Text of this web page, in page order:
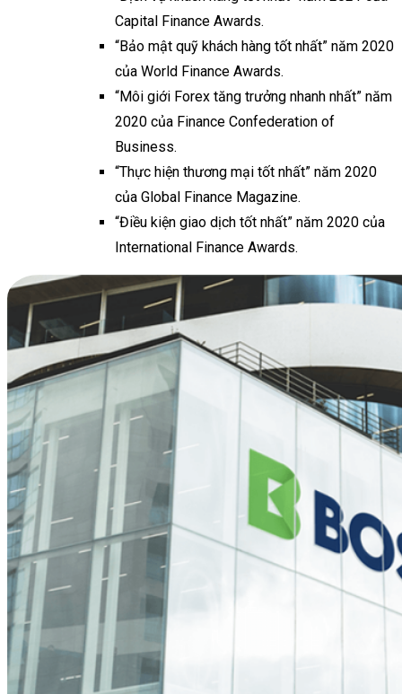
Capital Finance Awards.
“Bảo mật quỹ khách hàng tốt nhất” năm 2020
của World Finance Awards.
“Môi giới Forex tăng trưởng nhanh nhất” năm
2020 của Finance Confederation of
Business.
“Thực hiện thương mại tốt nhất” năm 2020
của Global Finance Magazine.
“Điều kiện giao dịch tốt nhất” năm 2020 của
International Finance Awards.